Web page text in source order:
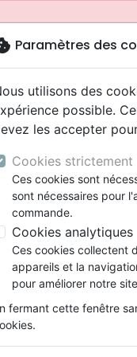
Testaments
ansLatino, Folk
Soul
animés
conférences
depuis votre
être femme
Paramètres des
utilisons des
possible.
les accepter
Cookies strictement
Ces cookies sont
sont nécessaires pour
commande.
Cookies analytiques
Ces cookies collectent
appareils et la
pour améliorer notre
fermant cette fenêtre